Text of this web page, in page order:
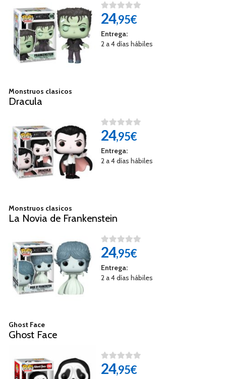
24,95€
Entrega:
2 a 4 días hábiles
Monstruos clasicos
Dracula
24,95€
Entrega:
2 a 4 días hábiles
Monstruos clasicos
La Novia de Frankenstein
24,95€
Entrega:
2 a 4 días hábiles
Ghost Face
Ghost Face
24,95€